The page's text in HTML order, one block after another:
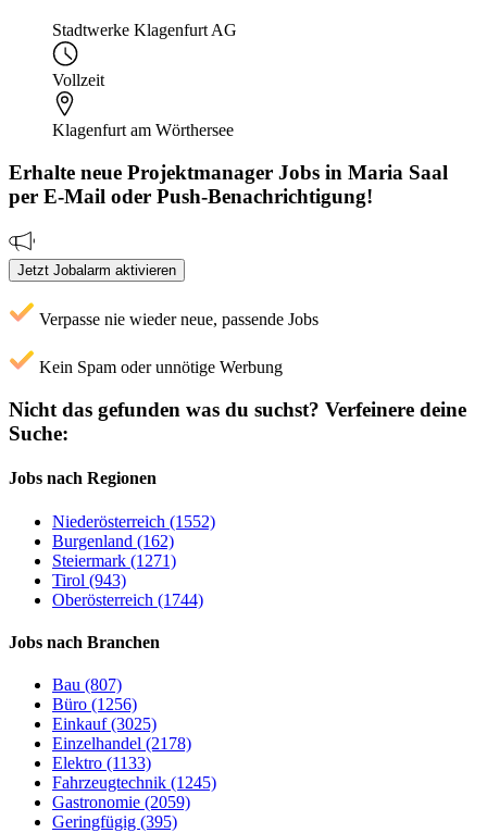
Stadtwerke Klagenfurt AG
Vollzeit
Klagenfurt am Wörthersee
Erhalte neue Projektmanager Jobs in Maria Saal
per E-Mail oder Push-Benachrichtigung!
Jetzt Jobalarm aktivieren
Verpasse nie wieder neue, passende Jobs
Kein Spam oder unnötige Werbung
Nicht das gefunden was du suchst? Verfeinere deine
Suche:
Jobs nach Regionen
Niederösterreich (1552)
Burgenland (162)
Steiermark (1271)
Tirol (943)
Oberösterreich (1744)
Jobs nach Branchen
Bau (807)
Büro (1256)
Einkauf (3025)
Einzelhandel (2178)
Elektro (1133)
Fahrzeugtechnik (1245)
Gastronomie (2059)
Geringfügig (395)